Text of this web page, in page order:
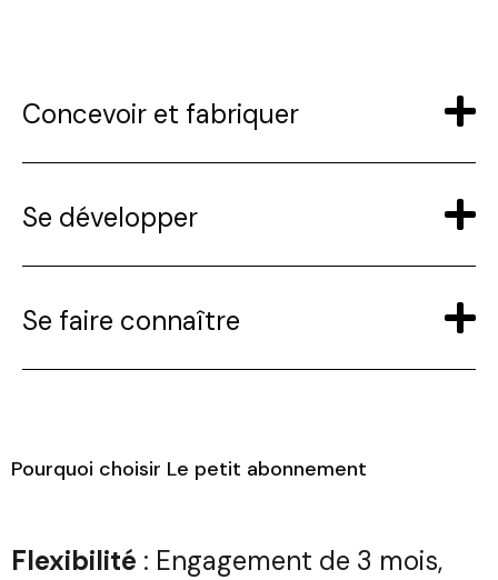
Concevoir et fabriquer
Se développer
Se faire connaître
Pourquoi choisir Le petit abonnement
Flexibilité : Engagement de 3 mois,